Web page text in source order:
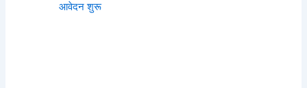
आवेदन शुरू